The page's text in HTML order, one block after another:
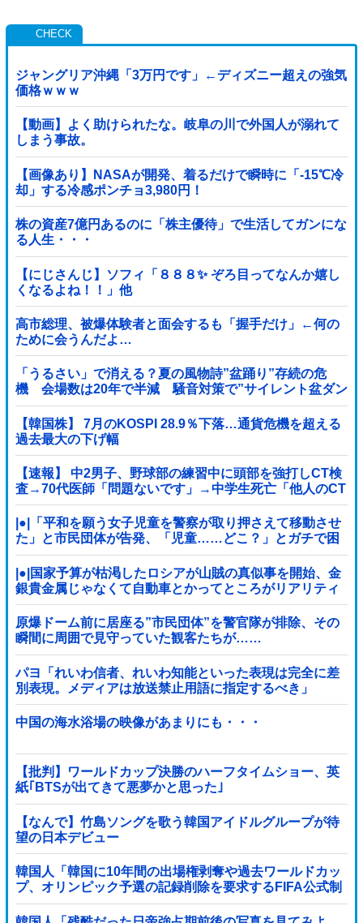
ジャングリア沖縄「3万円です」←ディズニー超えの強気
価格ｗｗｗ
【動画】よく助けられたな。岐阜の川で外国人が溺れて
しまう事故。
【画像あり】NASAが開発、着るだけで瞬時に「-15℃冷
却」する冷感ポンチョ3,980円！
株の資産7億円あるのに「株主優待」で生活してガンにな
る人生・・・
【にじさんじ】ソフィ「８８８✨ ぞろ目ってなんか嬉し
くなるよね！！」他
高市総理、被爆体験者と面会するも「握手だけ」←何の
ために会うんだよ…
「うるさい」で消える？夏の風物詩”盆踊り”存続の危
機 会場数は20年で半減 騒音対策で”サイレント盆ダン
ス”も
【韓国株】 7月のKOSPI 28.9％下落…通貨危機を超える
過去最大の下げ幅
【速報】 中2男子、野球部の練習中に頭部を強打しCT検
査→70代医師「問題ないです」→中学生死亡「他人のCT
画像みてました」
|●|「平和を願う女子児童を警察が取り押さえて移動させ
た」と市民団体が告発、「児童……どこ？」とガチで困
惑する人が続出
|●|国家予算が枯渇したロシアが山賊の真似事を開始、金
銀貴金属じゃなくて自動車とかってところがリアリティ
ありすぎる……
原爆ドーム前に居座る”市民団体”を警官隊が排除、その
瞬間に周囲で見守っていた観客たちが……
パヨ「れいわ信者、れいわ知能といった表現は完全に差
別表現。メディアは放送禁止用語に指定するべき」
中国の海水浴場の映像があまりにも・・・
【批判】ワールドカップ決勝のハーフタイムショー、英
紙｢BTSが出てきて悪夢かと思った｣
【なんで】竹島ソングを歌う韓国アイドルグループが待
望の日本デビュー
韓国人「韓国に10年間の出場権剥奪や過去ワールドカッ
プ、オリンピック予選の記録削除を要求するFIFA公式制
裁を海外メディアが報道！」